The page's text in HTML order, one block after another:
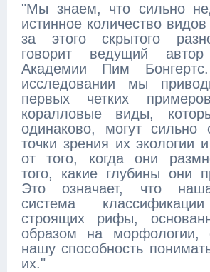
"Мы знаем, что сильно
истинное количество
за этого скрытого
говорит ведущий
Академии Пим
исследовании мы
первых четких
коралловые виды,
одинаково, могут сильно
точки зрения их экологии
от того, когда они
того, какие глубины они
Это означает, что
система
строящих рифы,
образом на морфологии,
нашу способность
их."